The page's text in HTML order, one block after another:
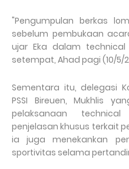
"Pengumpulan berkas
sebelum pembukaan
ujar Eka dalam
setempat, Ahad pagi (10/5/
Sementara itu, delegasi
PSSI Bireuen, Mukhlis
pelaksanaan
penjelasan khusus terkait
ia juga menekankan
sportivitas selama